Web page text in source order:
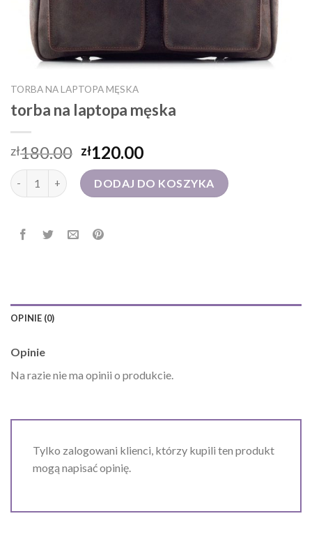
TORBA NA LAPTOPA MĘSKA
torba na laptopa męska
zł180.00 zł120.00
ilość torba na laptopa męskaDODAJ DO KOSZYKA
OPINIE (0)
Opinie
Na razie nie ma opinii o produkcie.
Tylko zalogowani klienci, którzy kupili ten produkt
mogą napisać opinię.